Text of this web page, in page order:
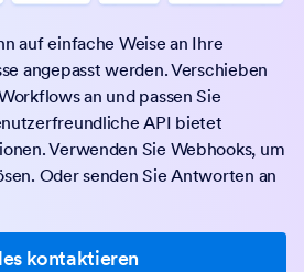
auf einfache Weise an Ihre
angepasst werden. Verschieben
an und passen Sie
API bietet
Verwenden Sie Webhooks, um
Oder senden Sie Antworten an
kontaktieren